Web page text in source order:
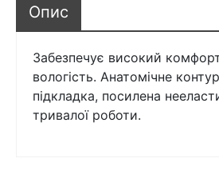
Опис
Забезпечує високий
вологість. Анатомічне
підкладка, посилена
тривалої роботи.